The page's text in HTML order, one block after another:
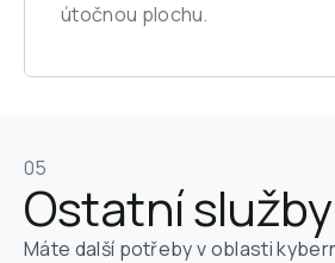
útočnou plochu.
05
Ostatní služby
Máte další potřeby v oblasti